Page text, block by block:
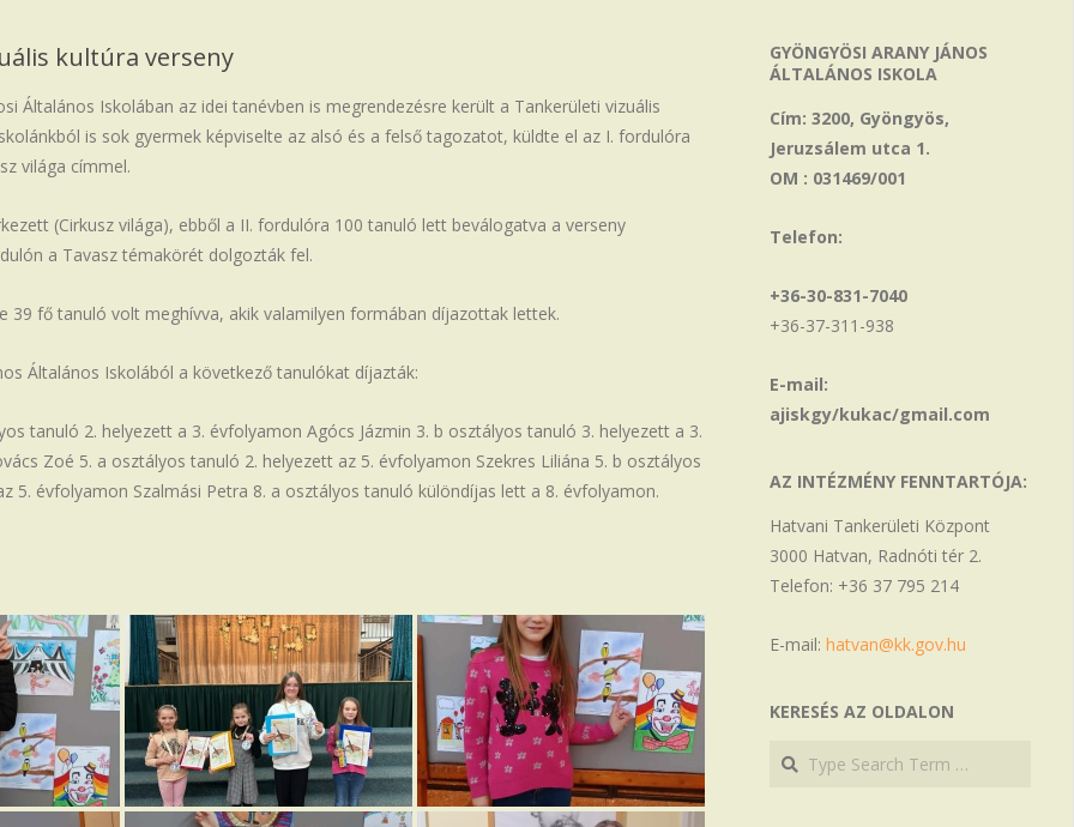
kultúra verseny
Általános Iskolában az idei tanévben is megrendezésre került a Tankerületi vizuális
is sok gyermek képviselte az alsó és a felső tagozatot, küldte el az I. fordulóra
világa címmel.
(Cirkusz világa), ebből a II. fordulóra 100 tanuló lett beválogatva a verseny
a Tavasz témakörét dolgozták fel.
39 fő tanuló volt meghívva, akik valamilyen formában díjazottak lettek.
Általános Iskolából a következő tanulókat díjazták:
tanuló 2. helyezett a 3. évfolyamon Agócs Jázmin 3. b osztályos tanuló 3. helyezett a 3.
Zoé 5. a osztályos tanuló 2. helyezett az 5. évfolyamon Szekres Liliána 5. b osztályos
5. évfolyamon Szalmási Petra 8. a osztályos tanuló különdíjas lett a 8. évfolyamon.
GYÖNGYÖSI ARANY JÁNOS
ÁLTALÁNOS ISKOLA
Cím: 3200, Gyöngyös,
Jeruzsálem utca 1.
OM : 031469/001
Telefon:
+36-30-831-7040
+36-37-311-938
E-mail:
ajiskgy/kukac/gmail.com
AZ INTÉZMÉNY FENNTARTÓJA:
Hatvani Tankerületi Központ
3000 Hatvan, Radnóti tér 2.
Telefon: +36 37 795 214
E-mail: hatvan@kk.gov.hu
KERESÉS AZ OLDALON
Search
Search